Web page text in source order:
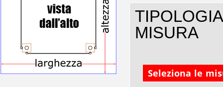
MISURA
Seleziona le